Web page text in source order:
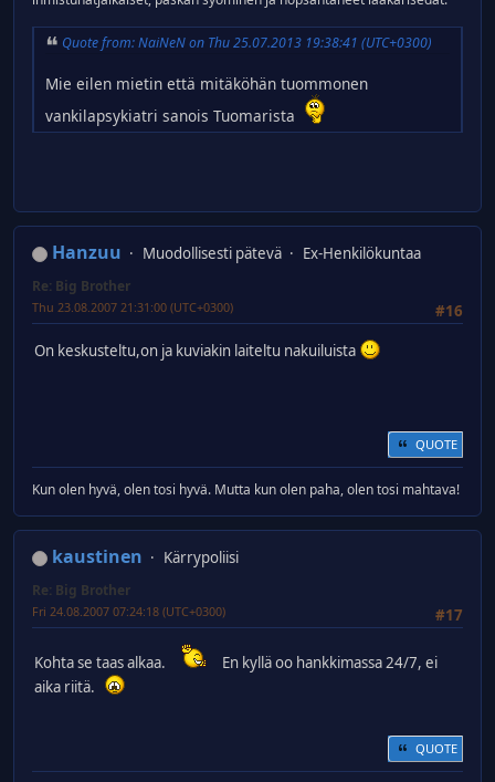
Quote from: NaiNeN on Thu 25.07.2013 19:38:41 (UTC+0300)
Mie eilen mietin että mitäköhän tuommonen
vankilapsykiatri sanois Tuomarista
Hanzuu Muodollisesti pätevä Ex-Henkilökuntaa
Re: Big Brother
#16
Thu 23.08.2007 21:31:00 (UTC+0300)
On keskusteltu,on ja kuviakin laiteltu nakuiluista
QUOTE
Kun olen hyvä, olen tosi hyvä. Mutta kun olen paha, olen tosi mahtava!
kaustinen Kärrypoliisi
Re: Big Brother
#17
Fri 24.08.2007 07:24:18 (UTC+0300)
Kohta se taas alkaa.
En kyllä oo hankkimassa 24/7, ei
aika riitä.
QUOTE